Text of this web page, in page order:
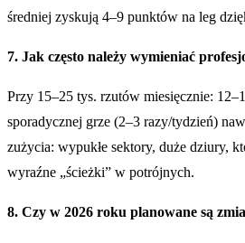
średniej zyskują 4–9 punktów na leg
7. Jak często należy wymieniać
Przy 15–25 tys. rzutów miesięcznie:
sporadycznej grze (2–3 razy/tydzień)
zużycia: wypukłe sektory, duże dziury,
wyraźne „ścieżki” w potrójnych.
8. Czy w 2026 roku planowane są